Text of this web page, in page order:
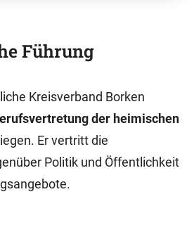
Führung
Kreisverband Borken
der heimischen
Er vertritt die
Politik und Öffentlichkeit